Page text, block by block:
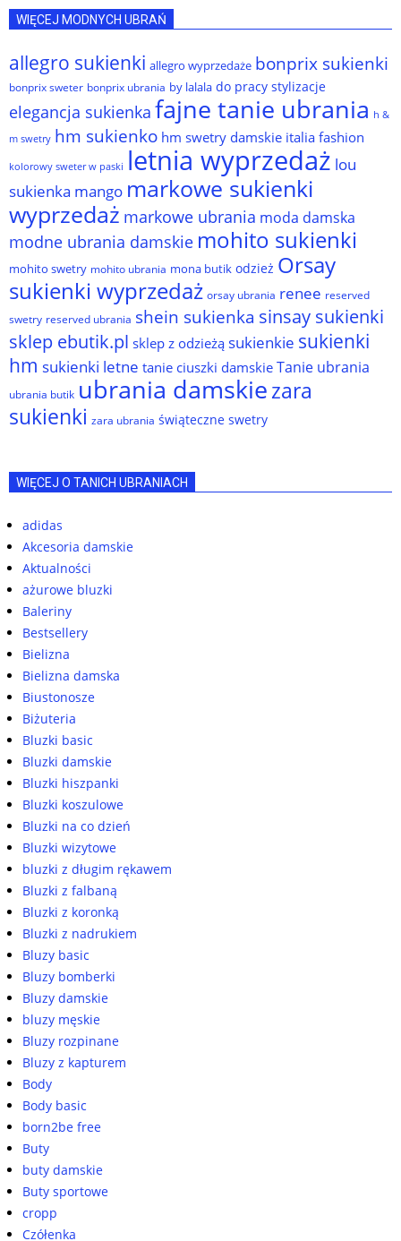
WIĘCEJ MODNYCH UBRAŃ
allegro sukienki allegro wyprzedaże bonprix sukienki
bonprix sweter bonprix ubrania by lalala do pracy stylizacje
elegancja sukienka fajne tanie ubrania h &
m swetry hm sukienko hm swetry damskie italia fashion
kolorowy sweter w paski letnia wyprzedaż lou
sukienka mango markowe sukienki
wyprzedaż markowe ubrania moda damska
modne ubrania damskie mohito sukienki
mohito swetry mohito ubrania mona butik odzież Orsay
sukienki wyprzedaż orsay ubrania renee reserved
swetry reserved ubrania shein sukienka sinsay sukienki
sklep ebutik.pl sklep z odzieżą sukienkie sukienki
hm sukienki letne tanie ciuszki damskie Tanie ubrania
ubrania butik ubrania damskiezara
sukienki zara ubrania świąteczne swetry
WIĘCEJ O TANICH UBRANIACH
adidas
Akcesoria damskie
Aktualności
ażurowe bluzki
Baleriny
Bestsellery
Bielizna
Bielizna damska
Biustonosze
Biżuteria
Bluzki basic
Bluzki damskie
Bluzki hiszpanki
Bluzki koszulowe
Bluzki na co dzień
Bluzki wizytowe
bluzki z długim rękawem
Bluzki z falbaną
Bluzki z koronką
Bluzki z nadrukiem
Bluzy basic
Bluzy bomberki
Bluzy damskie
bluzy męskie
Bluzy rozpinane
Bluzy z kapturem
Body
Body basic
born2be free
Buty
buty damskie
Buty sportowe
cropp
Czółenka